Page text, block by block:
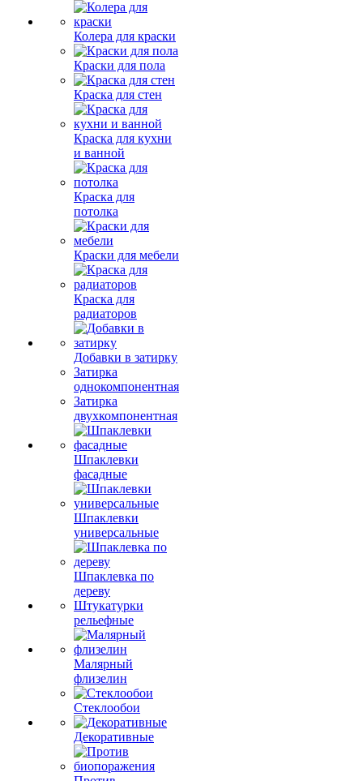
Колера для краски
Краски для пола
Краска для стен
Краска для кухни
и ванной
Краска для
потолка
Краски для мебели
Краска для
радиаторов
Добавки в затирку
Затирка
однокомпонентная
Затирка
двухкомпонентная
Шпаклевки
фасадные
Шпаклевки
универсальные
Шпаклевка по
дереву
Штукатурки
рельефные
Малярный
флизелин
Стеклообои
Декоративные